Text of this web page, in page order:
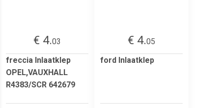
€ 4.03
freccia Inlaatklep
OPEL,VAUXHALL
R4383/SCR 642679
€ 4.05
ford Inlaatklep